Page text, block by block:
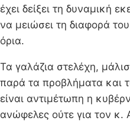
έχει δείξει τη δυναμική
να μειώσει τη διαφορά
όρια.
Τα γαλάζια στελέχη,
παρά τα προβλήματα και
είναι αντιμέτωπη η
ανώφελες ούτε για τον κ.